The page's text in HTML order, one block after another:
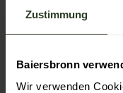
Zustimmung
Baiersbronn
Wir verwenden
sie wichtige
20. Jahrhundert